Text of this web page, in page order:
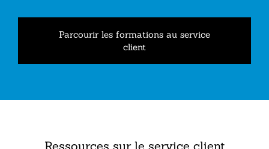
Parcourir les formations au service
client
Ressources sur le service client